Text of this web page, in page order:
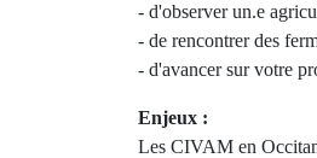
- d'observer un.e
- de rencontrer des
- d'avancer sur votre
Enjeux :
Les CIVAM en